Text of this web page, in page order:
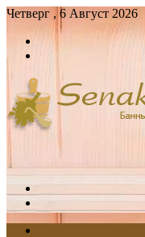
Четверг , 6 Август 2026
Войти
skin